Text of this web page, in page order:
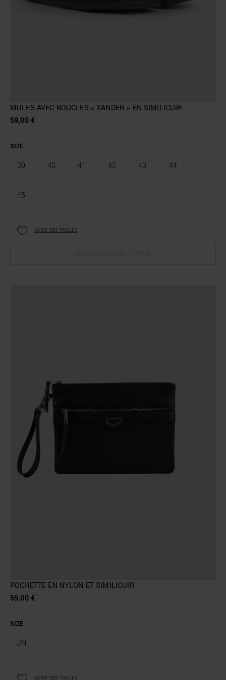
MULES AVEC BOUCLES « XANDER » EN SIMILICUIR
59,00 €
SIZE
39 40 41 42 43 44
45
GUIDE DES TAILLES
POCHETTE EN NYLON ET SIMILICUIR
59,00 €
SIZE
UN
GUIDE DES TAILLES